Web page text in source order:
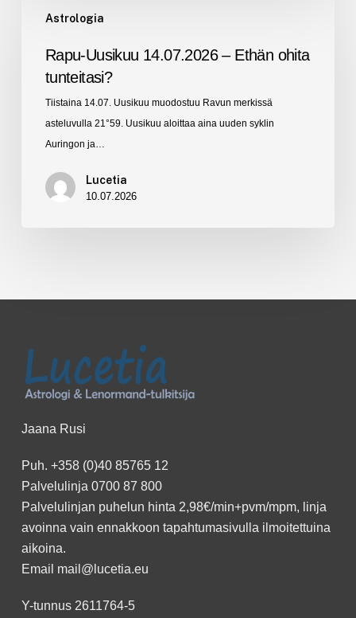
Astrologia
Uusikuu
Ethän
ohita
tunteitasi?
Rapu-Uusikuu 14.07.2026 – Ethän ohita
tunteitasi?
Tiistaina 14.07. Uusikuu muodostuu Ravun merkissä
asteluvulla 21°59. Uusikuu aloittaa aina uuden syklin
Auringon ja…
Lucetia
10.07.2026
Jaana Rusi
Puh. +358 (0)40 85765 12
Palvelulinja 0700 87 800
Palvelulinjan puhelun hinta 2,98€/min+pvm/mpm, linja
avoinna vain ennakkoon tapahtumasivulla ilmoitettuina
aikoina.
Email mail@lucetia.eu
Y-tunnus 2611764-5